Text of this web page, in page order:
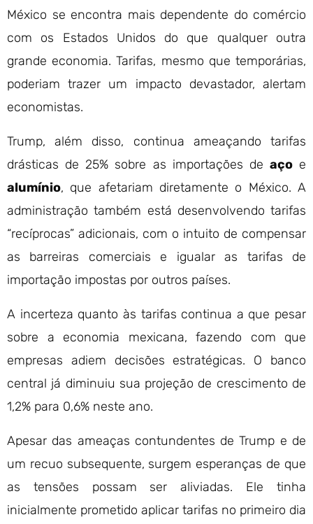
México se encontra mais dependente do comércio
com os Estados Unidos do que qualquer outra
grande economia. Tarifas, mesmo que temporárias,
poderiam trazer um impacto devastador, alertam
economistas.
Trump, além disso, continua ameaçando tarifas
drásticas de 25% sobre as importações de açoe
alumínio, que afetariam diretamente o México. A
administração também está desenvolvendo tarifas
“recíprocas” adicionais, com o intuito de compensar
as barreiras comerciais e igualar as tarifas de
importação impostas por outros países.
A incerteza quanto às tarifas continua a que pesar
sobre a economia mexicana, fazendo com que
empresas adiem decisões estratégicas. O banco
central já diminuiu sua projeção de crescimento de
1,2% para 0,6% neste ano.
Apesar das ameaças contundentes de Trump e de
um recuo subsequente, surgem esperanças de que
as tensões possam ser aliviadas. Ele tinha
inicialmente prometido aplicar tarifas no primeiro dia